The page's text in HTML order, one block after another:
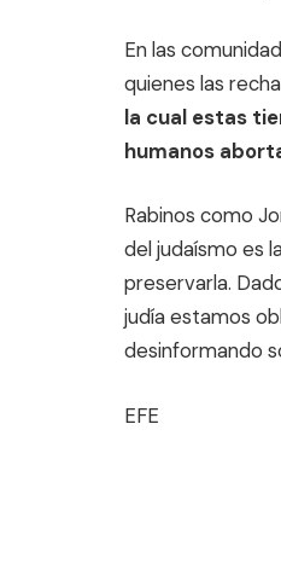
En las
quienes las
la cual estas
humanos
Rabinos como
del judaísmo es
preservarla.
judía estamos
desinformando
EFE